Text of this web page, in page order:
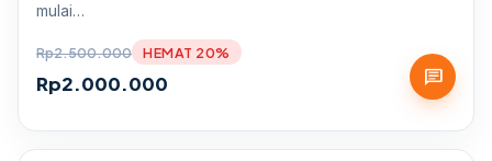
mulai…
Rp2.500.000
Rp2.000.000
HEMAT 20%
chat